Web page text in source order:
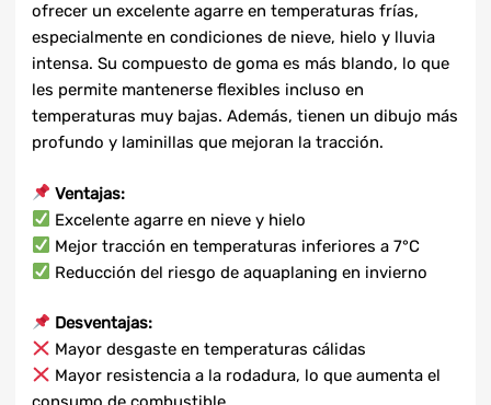
ofrecer un excelente agarre en temperaturas frías,
especialmente en condiciones de nieve, hielo y lluvia
intensa. Su compuesto de goma es más blando, lo que
les permite mantenerse flexibles incluso en
temperaturas muy bajas. Además, tienen un dibujo más
profundo y laminillas que mejoran la tracción.
Ventajas:
Excelente agarre en nieve y hielo
Mejor tracción en temperaturas inferiores a 7°C
Reducción del riesgo de aquaplaning en invierno
Desventajas:
Mayor desgaste en temperaturas cálidas
Mayor resistencia a la rodadura, lo que aumenta el